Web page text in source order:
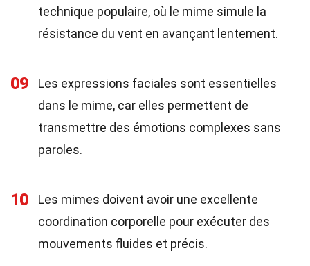
technique populaire, où le mime simule la
résistance du vent en avançant lentement.
09
Les expressions faciales sont essentielles
dans le mime, car elles permettent de
transmettre des émotions complexes sans
paroles.
10
Les mimes doivent avoir une excellente
coordination corporelle pour exécuter des
mouvements fluides et précis.